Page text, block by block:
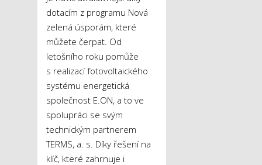
dotacím z programu Nová
zelená úsporám, které
můžete čerpat. Od
letošního roku pomůže
s realizací fotovoltaického
systému energetická
společnost E.ON, a to ve
spolupráci se svým
technickým partnerem
TERMS, a. s. Díky řešení na
klíč, které zahrnuje i